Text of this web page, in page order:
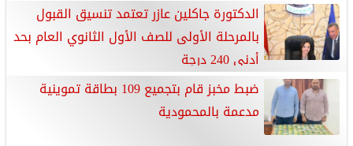
الدكتورة جاكلين عازر تعتمد تنسيق القبول
بالمرحلة الأولى للصف الأول الثانوي العام بحد
أدنى 240 درجة
ضبط مخبز قام بتجميع 109 بطاقة تموينية
مدعمة بالمحمودية